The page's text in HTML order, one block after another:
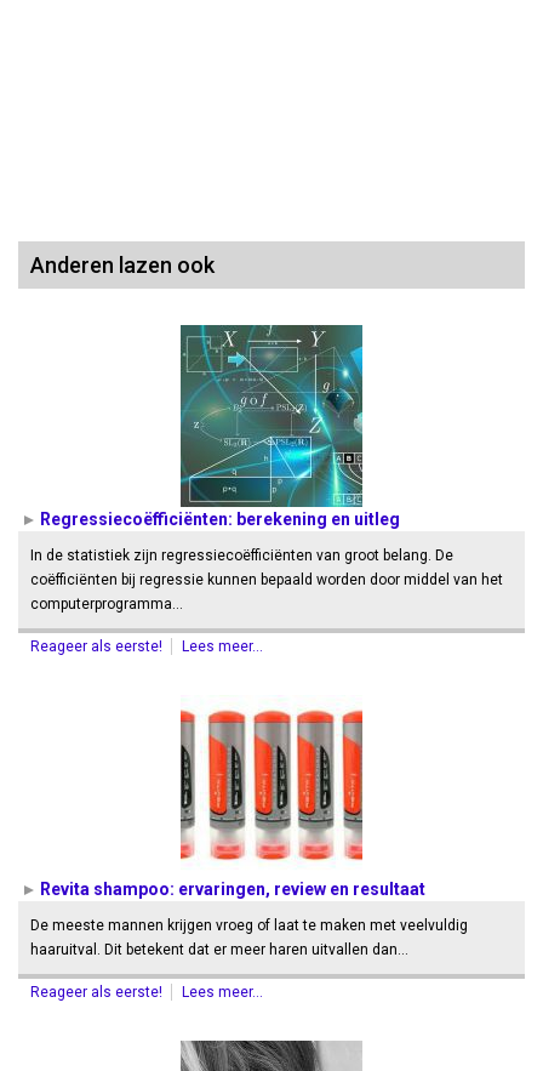
Anderen lazen ook
Regressiecoëfficiënten: berekening en uitleg
In de statistiek zijn regressiecoëfficiënten van groot belang. De
coëfficiënten bij regressie kunnen bepaald worden door middel van het
computerprogramma…
Reageer als eerste! Lees meer...
Revita shampoo: ervaringen, review en resultaat
De meeste mannen krijgen vroeg of laat te maken met veelvuldig
haaruitval. Dit betekent dat er meer haren uitvallen dan…
Reageer als eerste! Lees meer...